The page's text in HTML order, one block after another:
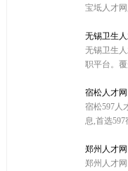
宝坻人才
无锡卫生人
无锡卫生
职平台。
宿松人才网
宿松597人
息,首选597
郑州人才网
郑州人才